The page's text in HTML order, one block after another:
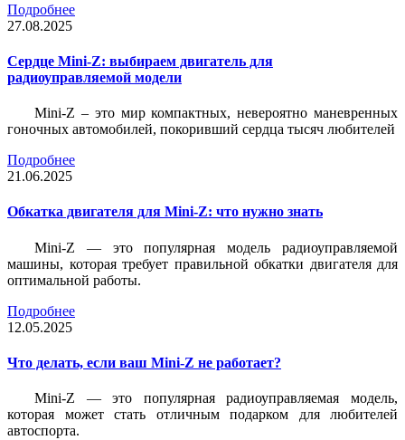
Подробнее
27.08.2025
Сердце Mini-Z: выбираем двигатель для
радиоуправляемой модели
Mini-Z – это мир компактных, невероятно маневренных
гоночных автомобилей, покоривший сердца тысяч любителей
Подробнее
21.06.2025
Обкатка двигателя для Mini-Z: что нужно знать
Mini-Z — это популярная модель радиоуправляемой
машины, которая требует правильной обкатки двигателя для
оптимальной работы.
Подробнее
12.05.2025
Что делать, если ваш Mini-Z не работает?
Mini-Z — это популярная радиоуправляемая модель,
которая может стать отличным подарком для любителей
автоспорта.